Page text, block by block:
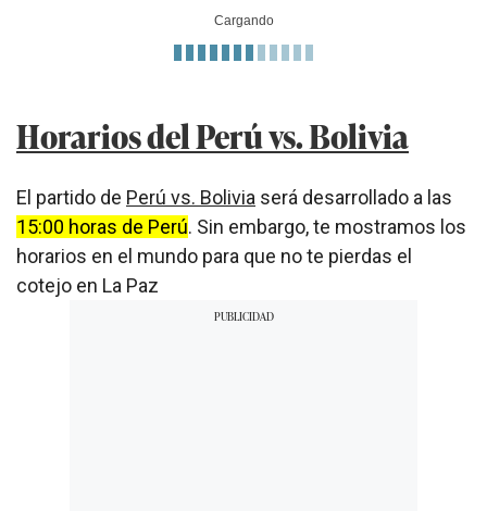
Cargando
Horarios del Perú vs. Bolivia
El partido de Perú vs. Bolivia será desarrollado a las
15:00 horas de Perú. Sin embargo, te mostramos los
horarios en el mundo para que no te pierdas el
cotejo en La Paz